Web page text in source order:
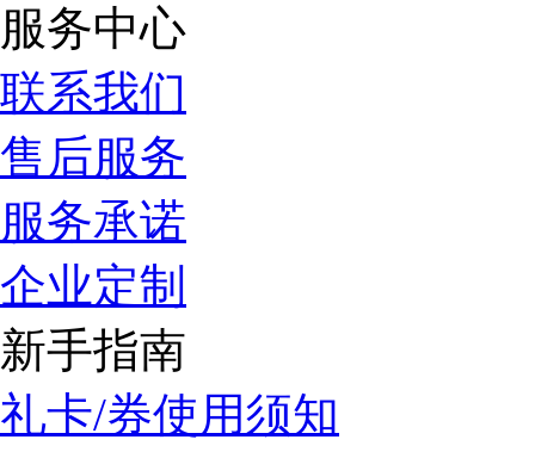
服务中心
联系我们
售后服务
服务承诺
企业定制
新手指南
礼卡/券使用须知